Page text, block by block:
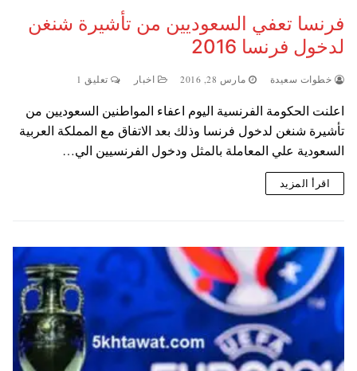
فرنسا تعفي السعوديين من تأشيرة شنغن
لدخول فرنسا 2016
خطوات سعيدة مارس 28, 2016 اخبار تعليق 1
اعلنت الحكومة الفرنسية اليوم اعفاء المواطنين السعوديين من
تأشيرة شنغن لدخول فرنسا وذلك بعد الاتفاق مع المملكة العربية
السعودية علي المعاملة بالمثل ودخول الفرنسيين الي…
اقرأ المزيد